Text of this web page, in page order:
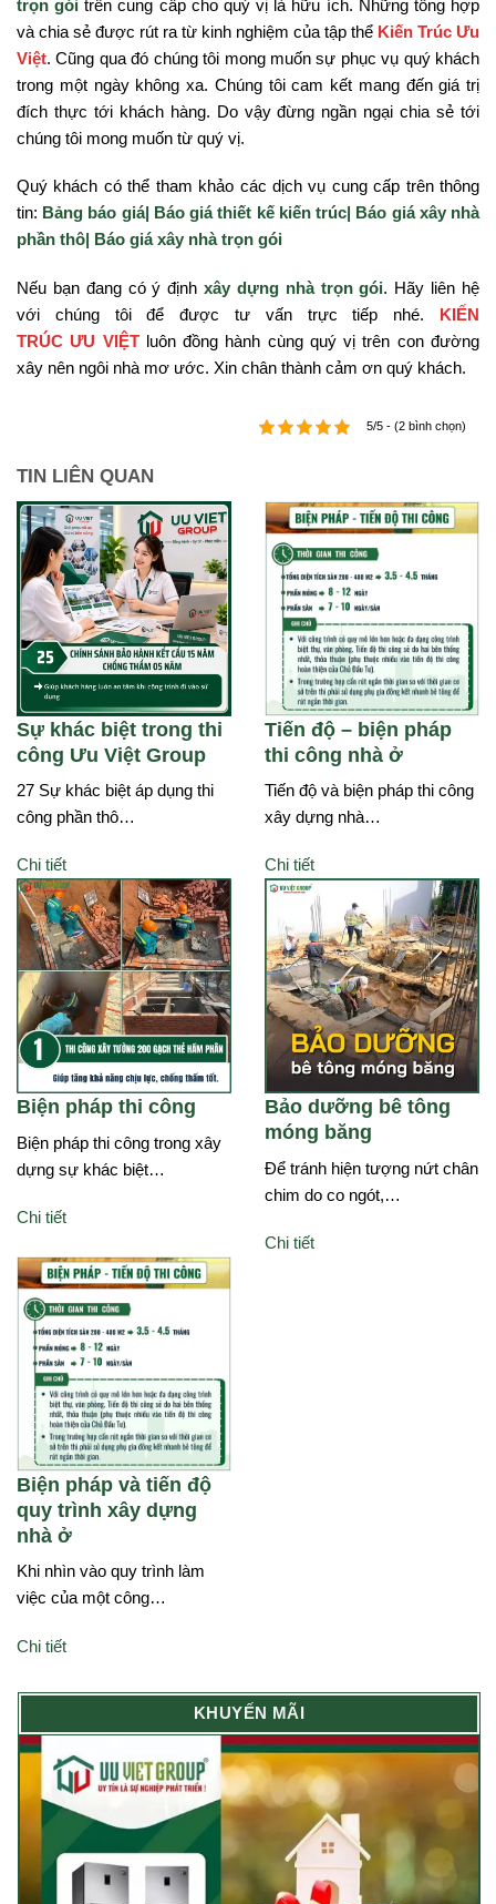
trọn gói trên cung cấp cho quý vị là hữu ích. Những tổng hợp
và chia sẻ được rút ra từ kinh nghiệm của tập thể Kiến Trúc Ưu
Việt. Cũng qua đó chúng tôi mong muốn sự phục vụ quý khách
trong một ngày không xa. Chúng tôi cam kết mang đến giá trị
đích thực tới khách hàng. Do vậy đừng ngần ngại chia sẻ tới
chúng tôi mong muốn từ quý vị.
Quý khách có thể tham khảo các dịch vụ cung cấp trên thông
tin: Bảng báo giá| Báo giá thiết kế kiến trúc|
Báo giá xây nhà
phần thô|
Báo giá xây nhà trọn gói
Nếu bạn đang có ý địnhxây dựng nhà trọn gói. Hãy liên hệ
với chúng tôi để được tư vấn trực tiếp nhé.
KIẾN
TRÚC ƯU VIỆT luôn đồng hành cùng quý vị trên con đường
xây nên ngôi nhà mơ ước. Xin chân thành cảm ơn quý khách.
5/5 - (2 bình chọn)
TIN LIÊN QUAN
Sự khác biệt trong thi
công Ưu Việt Group
27 Sự khác biệt áp dụng thi
công phần thô…
Chi tiết
Tiến độ – biện pháp
thi công nhà ở
Tiến độ và biện pháp thi công
xây dựng nhà…
Chi tiết
Biện pháp thi công
Biện pháp thi công trong xây
dựng sự khác biệt…
Chi tiết
Bảo dưỡng bê tông
móng băng
Để tránh hiện tượng nứt chân
chim do co ngót,…
Chi tiết
Biện pháp và tiến độ
quy trình xây dựng
nhà ở
Khi nhìn vào quy trình làm
việc của một công…
Chi tiết
KHUYẾN MÃI